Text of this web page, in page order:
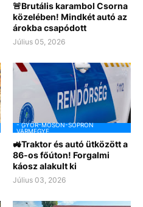
🚨Brutális karambol Csorna
közelében! Mindkét autó az
árokba csapódott
Július 05, 2026
- GYŐR-MOSON-SOPRON
VÁRMEGYE
🚜Traktor és autó ütközött a
86-os főúton! Forgalmi
káosz alakult ki
Július 03, 2026